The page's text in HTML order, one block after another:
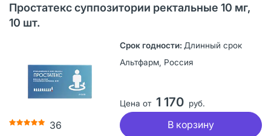
Простатекс суппозитории ректальные 10 мг,
10 шт.
36
Длинный срок
Альтфарм, Россия
Цена от 1 170 руб.
В корзину